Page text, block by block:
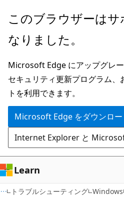
メ
ン
ン
テ
ン
ツ
に
ス
キ
ッ
プ
このブラウザーはサ
なりました。
Microsoft Edge にアップグレー
セキュリティ更新プログラム、
トを利用できます。
Microsoft Edge をダウンロー
Internet Explorer と
Learn
トラブルシューティング Windows